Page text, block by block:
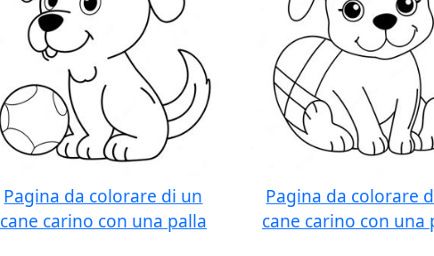
Pagina da colorare di un
cane carino con una palla
Pagina da colorare
cane carino con una